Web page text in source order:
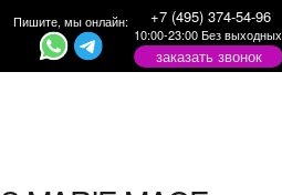
Пишите, мы онлайн: +7 (495) 374-54-96
10:00-23:00 Без выходных
заказать звонок